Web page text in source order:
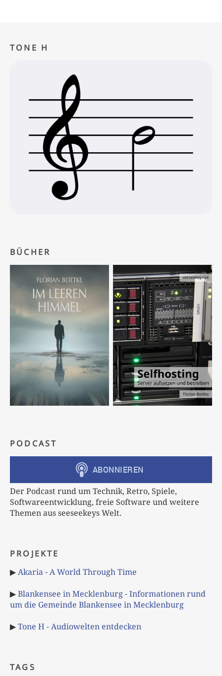
TONE H
BÜCHER
PODCAST
Der Podcast rund um Technik, Retro, Spiele,
Softwareentwicklung, freie Software und weitere
Themen aus seeseekeys Welt.
PROJEKTE
▶Akaria - A World Through Time
▶Blankensee in Mecklenburg - Informationen rund
um die Gemeinde Blankensee in Mecklenburg
▶Tone H - Audiowelten entdecken
TAGS